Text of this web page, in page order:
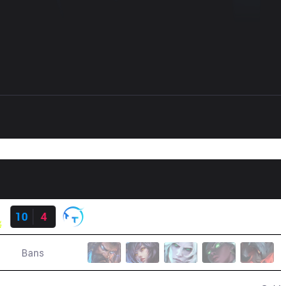
10
4
Bans